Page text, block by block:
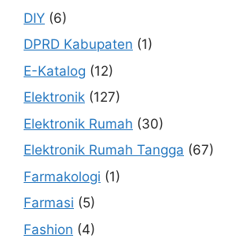
DIY (6)
DPRD Kabupaten (1)
E-Katalog (12)
Elektronik (127)
Elektronik Rumah (30)
Elektronik Rumah Tangga (67)
Farmakologi (1)
Farmasi (5)
Fashion (4)